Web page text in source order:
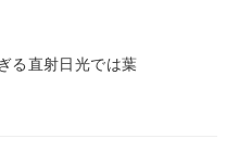
る直射日光では葉